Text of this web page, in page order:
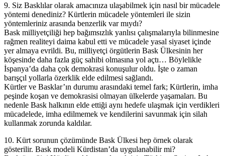
9. Siz Basklılar olarak amacınıza ulaşabilmek için nasıl bir mücadele
yöntemi denediniz? Kürtlerin mücadele yöntemleri ile sizin
yöntemleriniz arasında benzerlik var mıydı?
Bask milliyetçiliği hep bağımsızlık yanlısı çalışmalarıyla bilinmesine
rağmen realiteyi daima kabul etti ve mücadele yasal siyaset içinde
yer almaya evrildi. Bu, milliyetçi örgütlerin Bask Ülkesinin her
köşesinde daha fazla güç sahibi olmasına yol açtı… Böylelikle
İspanya’da daha çok demokrasi konuşulur oldu. İşte o zaman
barışçıl yollarla özerklik elde edilmesi sağlandı.
Kürtler ve Basklar’ın durumu arasındaki temel fark; Kürtlerin, imha
peşinde koşan ve demokrasisi olmayan ülkelerde yaşamaları. Bu
nedenle Bask halkının elde ettiği aynı hedefe ulaşmak için verdikleri
mücadelede, imha edilmemek ve kendilerini savunmak için silah
kullanmak zorunda kaldılar.
10. Kürt sorunun çözümünde Bask Ülkesi hep örnek olarak
gösterilir. Bask modeli Kürdistan’da uygulanabilir mi?